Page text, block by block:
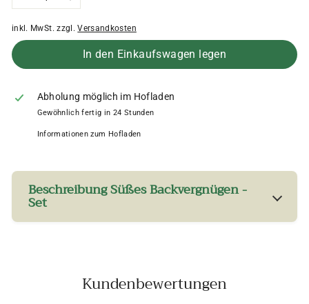
inkl. MwSt. zzgl.Versandkosten
In den Einkaufswagen legen
Abholung möglich im Hofladen
Gewöhnlich fertig in 24 Stunden
Informationen zum Hofladen
Beschreibung Süßes Backvergnügen -
Set
Kundenbewertungen